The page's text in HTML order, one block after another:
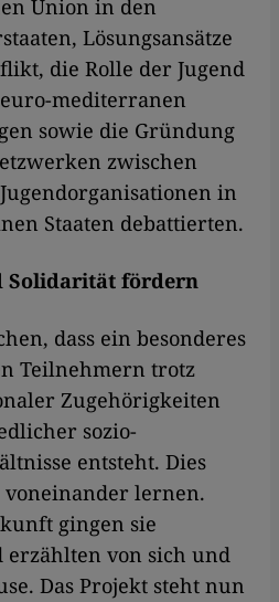
Union in den
Lösungsansätze
die Rolle der Jugend
mediterranen
sowie die Gründung
zwischen
in
Staaten debattierten.
Solidarität fördern
dass ein besonderes
Teilnehmern trotz
Zugehörigkeiten
sozio-
entsteht. Dies
voneinander lernen.
gingen sie
von sich und
Das Projekt steht nun